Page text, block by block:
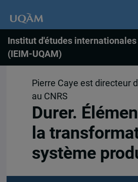
Institut d'études internationales
(IEIM-UQAM)
Pierre Caye est directeur
au CNRS
Durer.
la
système